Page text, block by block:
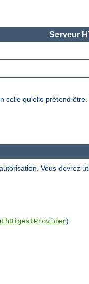
Serveur
qu'elle prétend
Vous devrez
)